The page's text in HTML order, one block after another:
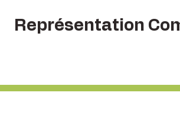
Représentation